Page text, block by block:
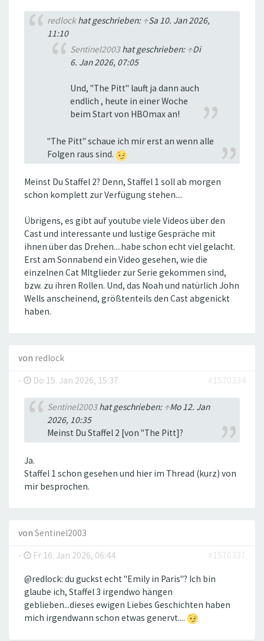
redlockhat geschrieben: ↑Sa 10. Jan 2026,
11:10
Sentinel2003hat geschrieben: ↑Di
6. Jan 2026, 07:05
Und, "The Pitt" lauft ja dann auch
endlich , heute in einer Woche
beim Start von HBOmax an!
"The Pitt'' schaue ich mir erst an wenn alle
Folgen raus sind.
Meinst Du Staffel 2? Denn, Staffel 1 soll ab morgen
schon komplett zur Verfügung stehen....
Übrigens, es gibt auf youtube viele Videos über den
Cast und interessante und lustige Gespräche mit
ihnen über das Drehen....habe schon echt viel gelacht.
Erst am Sonnabend ein Video gesehen, wie die
einzelnen Cat MItglieder zur Serie gekommen sind,
bzw. zu ihren Rollen. Und, das Noah und natürlich John
Wells anscheinend, größtenteils den Cast abgenickt
haben.
von redlock
-
Do 15. Jan 2026, 15:37 #1570334
Sentinel2003hat geschrieben: ↑Mo 12. Jan
2026, 10:35
Meinst Du Staffel 2 [von ''The Pitt]?
Ja.
Staffel 1 schon gesehen und hier im Thread (kurz) von
mir besprochen.
von Sentinel2003
-
Fr 16. Jan 2026, 06:44 #1570337
@redlock: du guckst echt "Emily in Paris"? Ich bin
glaube ich, Staffel 3 irgendwo hängen
geblieben...dieses ewigen Liebes Geschichten haben
mich irgendwann schon etwas genervt....